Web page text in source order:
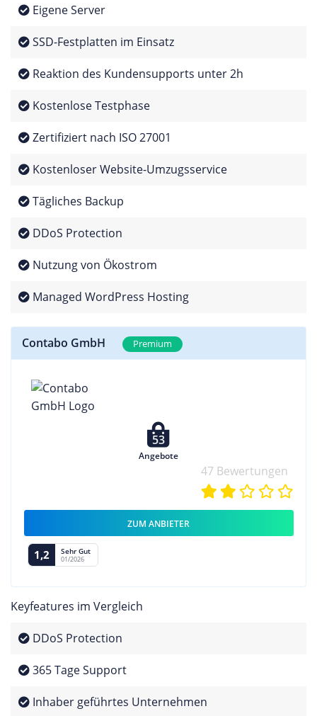
Eigene Server
SSD-Festplatten im Einsatz
Reaktion des Kundensupports unter 2h
Kostenlose Testphase
Zertifiziert nach ISO 27001
Kostenloser Website-Umzugsservice
Tägliches Backup
DDoS Protection
Nutzung von Ökostrom
Managed WordPress Hosting
Contabo GmbH Premium
53
Angebote
47 Bewertungen
ZUM ANBIETER
1,2 Sehr Gut
01/2026
Keyfeatures im Vergleich
DDoS Protection
365 Tage Support
Inhaber geführtes Unternehmen